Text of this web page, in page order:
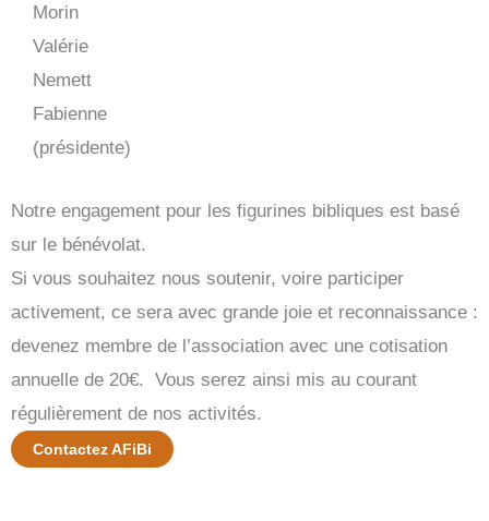
Morin
Valérie
Nemett
Fabienne
(présidente)
Notre engagement pour les figurines bibliques est basé
sur le bénévolat.
Si vous souhaitez nous soutenir, voire participer
activement, ce sera avec grande joie et reconnaissance :
devenez membre de l’association avec une cotisation
annuelle de 20€. Vous serez ainsi mis au courant
régulièrement de nos activités.
Contactez AFiBi